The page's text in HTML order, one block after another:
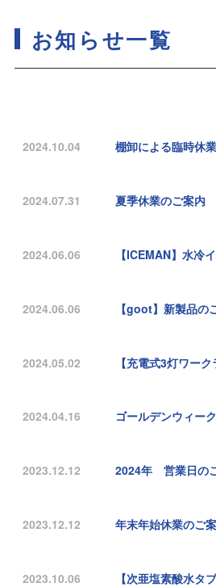
お知らせ一覧
2024.10.04 棚卸による臨時休
2024.07.31 夏季休業のご案内
2024.06.06
2024.06.06 【goot】新製品の
2024.05.02
2024.04.16 ゴールデンウィー
2023.12.12 2024年 営業日の
2023.12.12 年末年始休業のご
2023.10.06